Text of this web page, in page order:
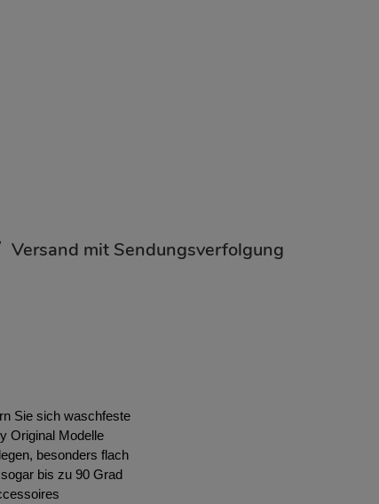
Versand mit Sendungsverfolgung
Sie sich waschfeste
Original Modelle
besonders flach
bis zu 90 Grad